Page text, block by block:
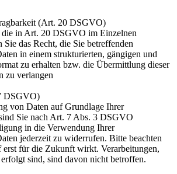
(Art. 20 DSGVO)
die in Art. 20 DSGVO im Einzelnen
Sie das Recht, die Sie betreffenden
in einem strukturierten, gängigen und
zu erhalten bzw. die Übermittlung dieser
zu verlangen
DSGVO)
von Daten auf Grundlage Ihrer
Sie nach Art. 7 Abs. 3 DSGVO
in die Verwendung Ihrer
jederzeit zu widerrufen. Bitte beachten
erst für die Zukunft wirkt. Verarbeitungen,
sind, sind davon nicht betroffen.